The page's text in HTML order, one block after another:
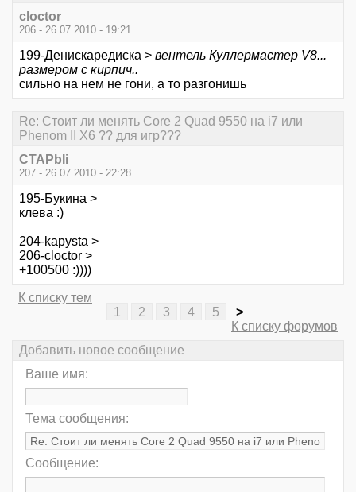
cloctor
206 - 26.07.2010 - 19:21
199-Денискаредиска > вентель Куллермастер V8...
размером с кирпич..
сильно на нем не гони, а то разгонишь
Re: Стоит ли менять Core 2 Quad 9550 на i7 или
Phenom II X6 ?? для игр???
CTAPbIi
207 - 26.07.2010 - 22:28
195-Букина >
клева :)
204-kapysta >
206-cloctor >
+100500 :))))
К списку тем
1
2 3 4 5
>
К списку форумов
Добавить новое сообщение
Ваше имя:
Тема сообщения:
Сообщение: